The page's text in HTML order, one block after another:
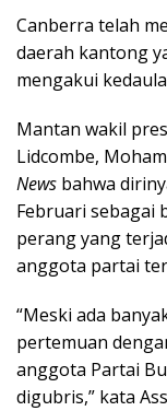
Canberra telah
daerah kantong
mengakui
Mantan wakil
Lidcombe,
News bahwa
Februari sebagai
perang yang
anggota partai
“Meski ada
pertemuan
anggota Partai
digubris,” kata